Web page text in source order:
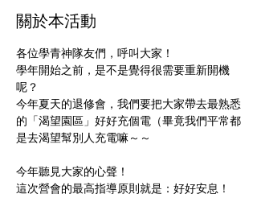
關於本活動
各位學青神隊友們，呼叫大家！
學年開始之前，是不是覺得很需要重新開機
呢？
今年夏天的退修會，我們要把大家帶去最熟悉
的「渴望園區」好好充個電（畢竟我們平常都
是去渴望幫別人充電嘛～～
今年聽見大家的心聲！
這次營會的最高指導原則就是：好好安息！